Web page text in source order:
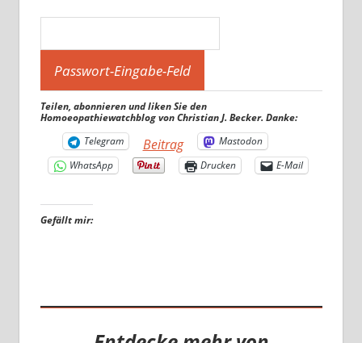
Teilen, abonnieren und liken Sie den
Homoeopathiewatchblog von Christian J. Becker. Danke:
Telegram
Beitrag
Mastodon
WhatsApp
Drucken E-Mail
Gefällt mir: